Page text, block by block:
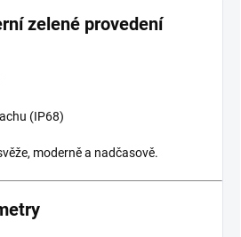
zelené provedení
(IP68)
moderně a nadčasově.